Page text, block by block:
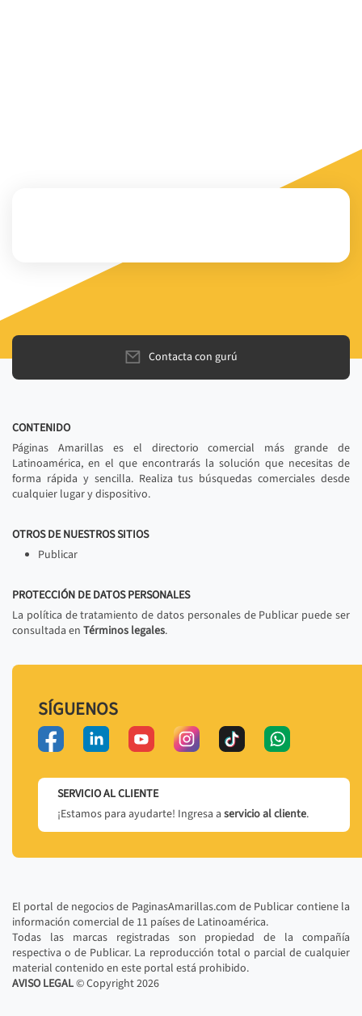
Contacta con gurú
CONTENIDO
Páginas Amarillas es el directorio comercial más grande de
Latinoamérica, en el que encontrarás la solución que necesitas de
forma rápida y sencilla. Realiza tus búsquedas comerciales desde
cualquier lugar y dispositivo.
OTROS DE NUESTROS SITIOS
Publicar
PROTECCIÓN DE DATOS PERSONALES
La política de tratamiento de datos personales de Publicar puede ser
consultada en Términos legales.
SÍGUENOS
SERVICIO AL CLIENTE
¡Estamos para ayudarte! Ingresa a servicio al cliente.
El portal de negocios de PaginasAmarillas.com de Publicar contiene la
información comercial de 11 países de Latinoamérica.
Todas las marcas registradas son propiedad de la compañía
respectiva o de Publicar. La reproducción total o parcial de cualquier
material contenido en este portal está prohibido.
AVISO LEGAL© Copyright2026